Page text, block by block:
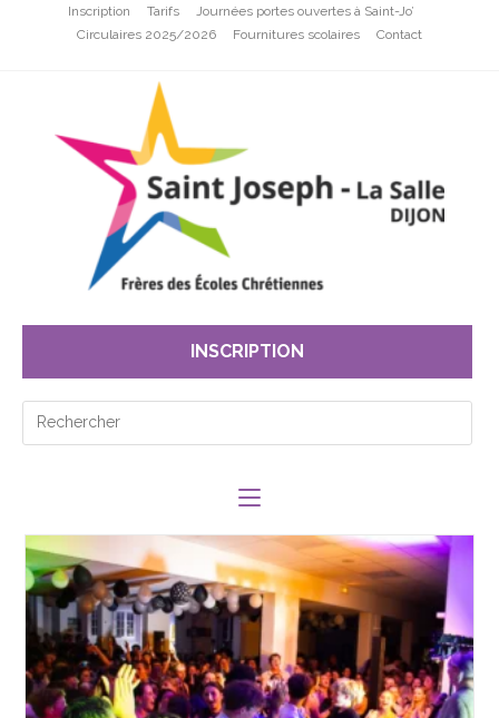
Inscription Tarifs
Journées portes ouvertes à Saint-Jo’
Circulaires 2025/2026
Fournitures scolaires Contact
INSCRIPTION